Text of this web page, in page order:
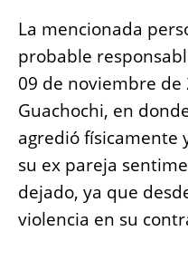
La mencionada
probable
09 de noviembre
Guachochi, en
agredió físicamente
su ex pareja
dejado, ya que
violencia en su